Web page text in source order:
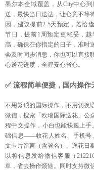
墨尔本全域覆盖，从City中心
送，最快当日送达，让心意不等
因，建议提前2-5天预定，若恰
节日，提前1周预定更稳妥，
高，确保在你指定的日子，准时
会及时同步消息，你也可以直接
心送花进度，全程安心省心。
✅ 流程简单便捷，国内操作
不用繁琐的国际操作，不用切换
微信，搜索「欧瑞国际送花」公
程中文操作，小白也能快速上手
础信息——收花人姓名、手机号
文卡片留言（含署名）、送花日
以将信息发给微信客服（
单，省去操作烦恼。同时支持微